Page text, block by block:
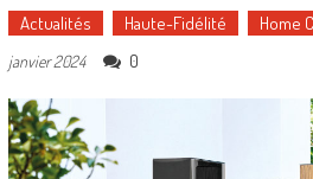
Actualités Haute-Fidélité Home
janvier 2024
0